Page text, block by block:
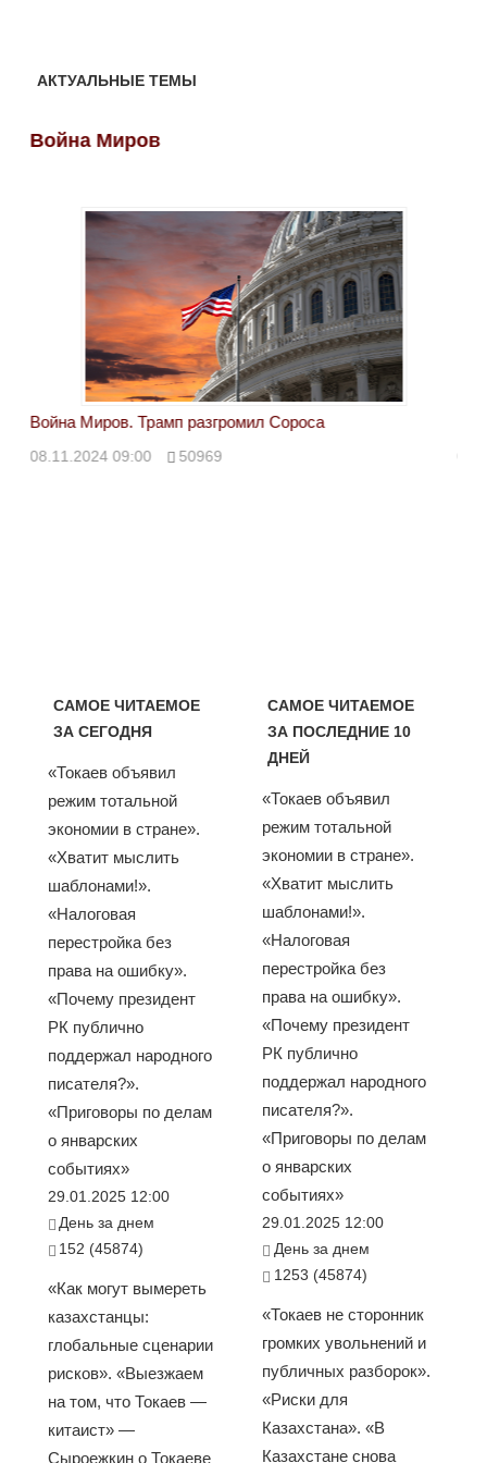
АКТУАЛЬНЫЕ ТЕМЫ
Война Миров
Война Миров. Трамп разгромил Сороса
08.11.2024 09:00 50969
САМОЕ ЧИТАЕМОЕ
ЗА СЕГОДНЯ
«Токаев объявил
режим тотальной
экономии в стране».
«Хватит мыслить
шаблонами!».
«Налоговая
перестройка без
права на ошибку».
«Почему президент
РК публично
поддержал народного
писателя?».
«Приговоры по делам
о январских
событиях»
29.01.2025 12:00
День за днем
152 (45874)
«Как могут вымереть
казахстанцы:
глобальные сценарии
рисков». «Выезжаем
на том, что Токаев —
китаист» —
Сыроежкин о Токаеве
САМОЕ ЧИТАЕМОЕ
ЗА ПОСЛЕДНИЕ 10
ДНЕЙ
«Токаев объявил
режим тотальной
экономии в стране».
«Хватит мыслить
шаблонами!».
«Налоговая
перестройка без
права на ошибку».
«Почему президент
РК публично
поддержал народного
писателя?».
«Приговоры по делам
о январских
событиях»
29.01.2025 12:00
День за днем
1253 (45874)
«Токаев не сторонник
громких увольнений и
публичных разборок».
«Риски для
Казахстана». «В
Казахстане снова